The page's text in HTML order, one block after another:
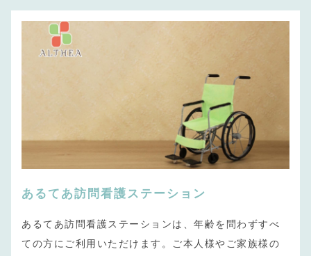
あるてあ訪問看護ステーション
あるてあ訪問看護ステーションは、年齢を問わずすべ
ての方にご利用いただけます。ご本人様やご家族様の